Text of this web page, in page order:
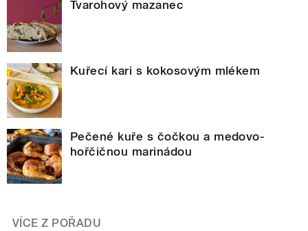
Tvarohový mazanec
Kuřecí kari s kokosovým mlékem
Pečené kuře s čočkou a medovo-
hořčičnou marinádou
VÍCE Z POŘADU